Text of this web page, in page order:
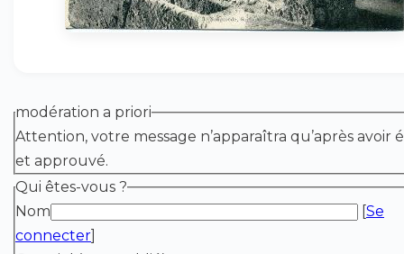
modération a priori
Attention, votre message n’apparaîtra qu’après avoir
et approuvé.
Qui êtes-vous ?
Nom
[Se
connecter]